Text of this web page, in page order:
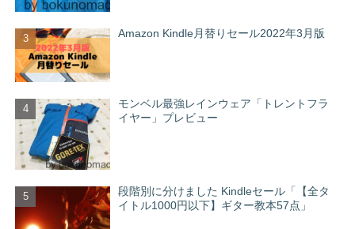
Amazon Kindle月替りセール2022年3月版
モンベル最強レインウェア「トレントフラ
イヤー」プレビュー
段階別に分けました Kindleセール「【全タ
イトル1000円以下】ギター教本57点」